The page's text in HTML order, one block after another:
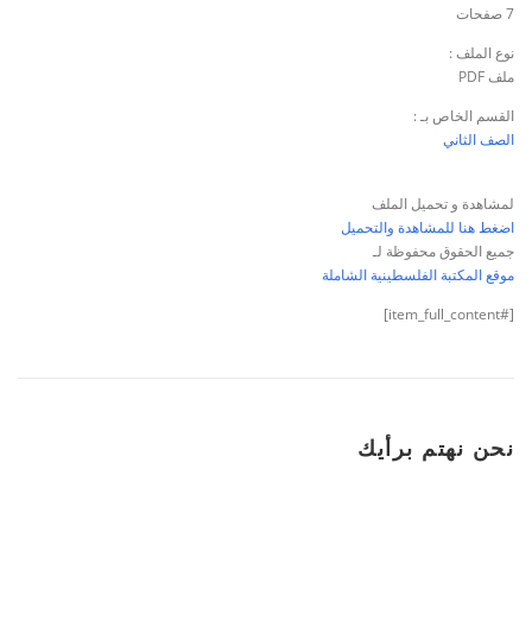
7 صفحات
نوع الملف :
ملف PDF
القسم الخاص بـ :
الصف الثاني
لمشاهدة و تحميل الملف
اضغط هنا للمشاهدة والتحميل
جميع الحقوق محفوظة لـ
موقع المكتبة الفلسطينية الشاملة
[#item_full_content]
نحن نهتم برأيك